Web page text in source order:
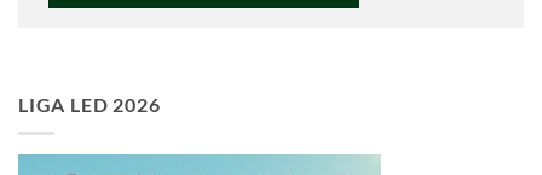
LIGA LED 2026